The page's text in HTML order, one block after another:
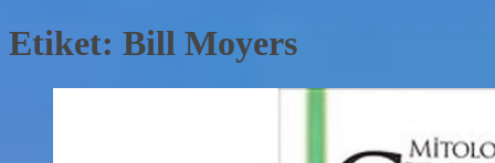
Etiket: Bill Moyers